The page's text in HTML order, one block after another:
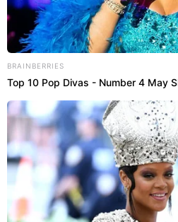
prevalência agrupada de
habitantes no país, com
4,5 e 30,7 casos por 100 mil
BRAINBERRIES
Top 10 Pop Divas - Number 4 May